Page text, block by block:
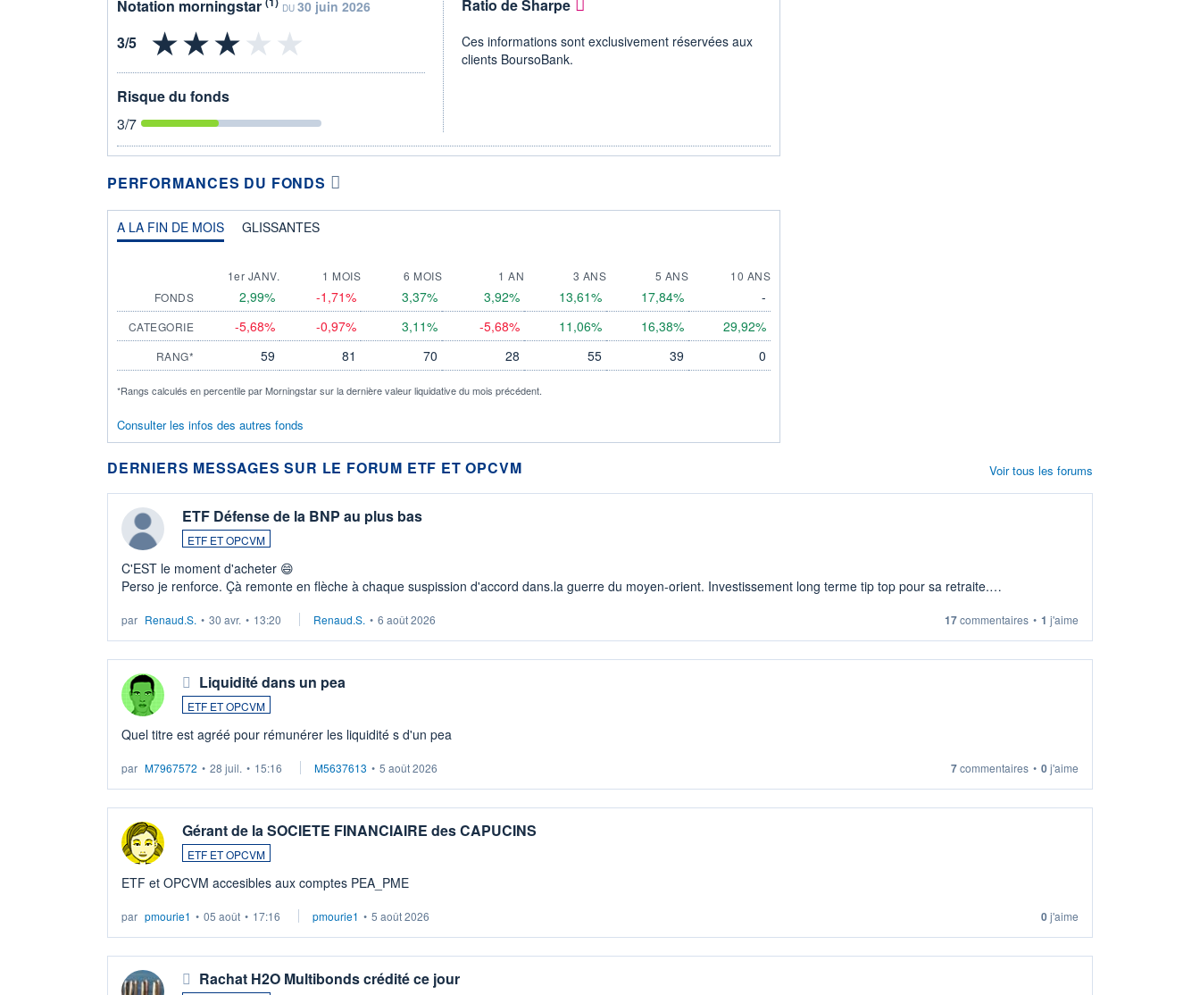
Notation morningstar DU 30 juin 2026
Risque du fonds
3/7
Ratio de Sharpe
Ces informations sont exclusivement réservées aux
clients BoursoBank.
PERFORMANCES DU FONDS
A LA FIN DE MOIS GLISSANTES
1er JANV. 1 MOIS 6 MOIS 1 AN 3 ANS 5 ANS
10 ANS
FONDS
2,99% -1,71% 3,37% 3,92% 13,61% 17,84% -
CATEGORIE -5,68% -0,97% 3,11% -5,68% 11,06% 16,38% 29,92%
RANG* 59 81 70 28 55 39 0
*Rangs calculés en percentile par Morningstar sur la dernière valeur liquidative du mois précédent.
Consulter les infos des autres fonds
DERNIERS MESSAGES SUR LE FORUM ETF ET OPCVM
ETF Défense de la BNP au plus bas
ETF ET OPCVM
C'EST le moment d'acheter 😄​
Perso je renforce. Çà remonte en flèche à chaque suspission d'accord dans.la guerre du moyen-orient. Investissement long terme tip top pour sa retraite.
par Renaud.S. • 30 avr. • 13:20 Renaud.S. • 6 août 2026 17commentaires • 1 j'aime
Liquidité dans un pea
ETF ET OPCVM
Quel titre est agréé pour rémunérer les liquidité s d'un pea
par M7967572 • 28 juil. • 15:16 M5637613 • 5 août 2026 7commentaires • 0j'aime
Gérant de la SOCIETE FINANCIAIRE des CAPUCINS
ETF ET OPCVM
ETF et OPCVM accesibles aux comptes PEA_PME
par pmourie1 • 05 août • 17:16 pmourie1 • 5 août 2026 0j'aime
Rachat H2O Multibonds crédité ce jour
Voir tous les forums